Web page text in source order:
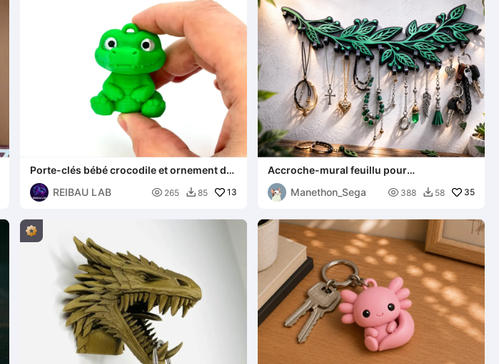
Porte-clés bébé crocodile et ornement de
base
REIBAU LAB
 265  85 13
Accroche-mural feuillu pour
accessoires/colliers/clés
Manethon_Sega
 388  58 35